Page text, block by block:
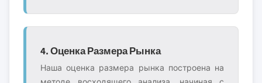
4. Оценка Размера Рынка
Наша оценка размера рынка построена на